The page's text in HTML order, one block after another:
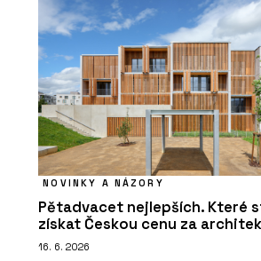
NOVINKY A NÁZORY
Pětadvacet nejlepších. Které
získat Českou cenu za
16. 6. 2026